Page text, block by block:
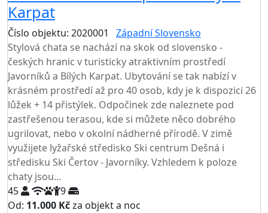
Karpat
Číslo objektu: 2020001
Západní Slovensko
Stylová chata se nachází na skok od slovensko -
českých hranic v turisticky atraktivním prostředí
Javorníků a Bílých Karpat. Ubytování se tak nabízí v
krásném prostředí až pro 40 osob, kdy je k dispozici 26
lůžek + 14 přistýlek. Odpočinek zde naleznete pod
zastřešenou terasou, kde si můžete něco dobrého
ugrilovat, nebo v okolní nádherné přírodě. V zimě
využijete lyžařské středisko Ski centrum Dešná i
středisku Ski Čertov - Javorníky. Vzhledem k poloze
chaty jsou...
45
9
Od: 11.000 Kčza objekt a noc